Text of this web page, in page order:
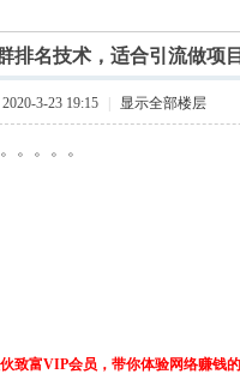
索
›排名技术，适合引流做项
3-23 19:15 显示全部楼层
。。。。
致富VIP会员，带你体验网络赚钱